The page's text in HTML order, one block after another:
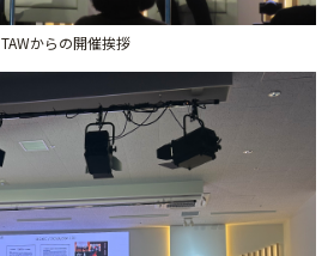
TAWからの開催挨拶